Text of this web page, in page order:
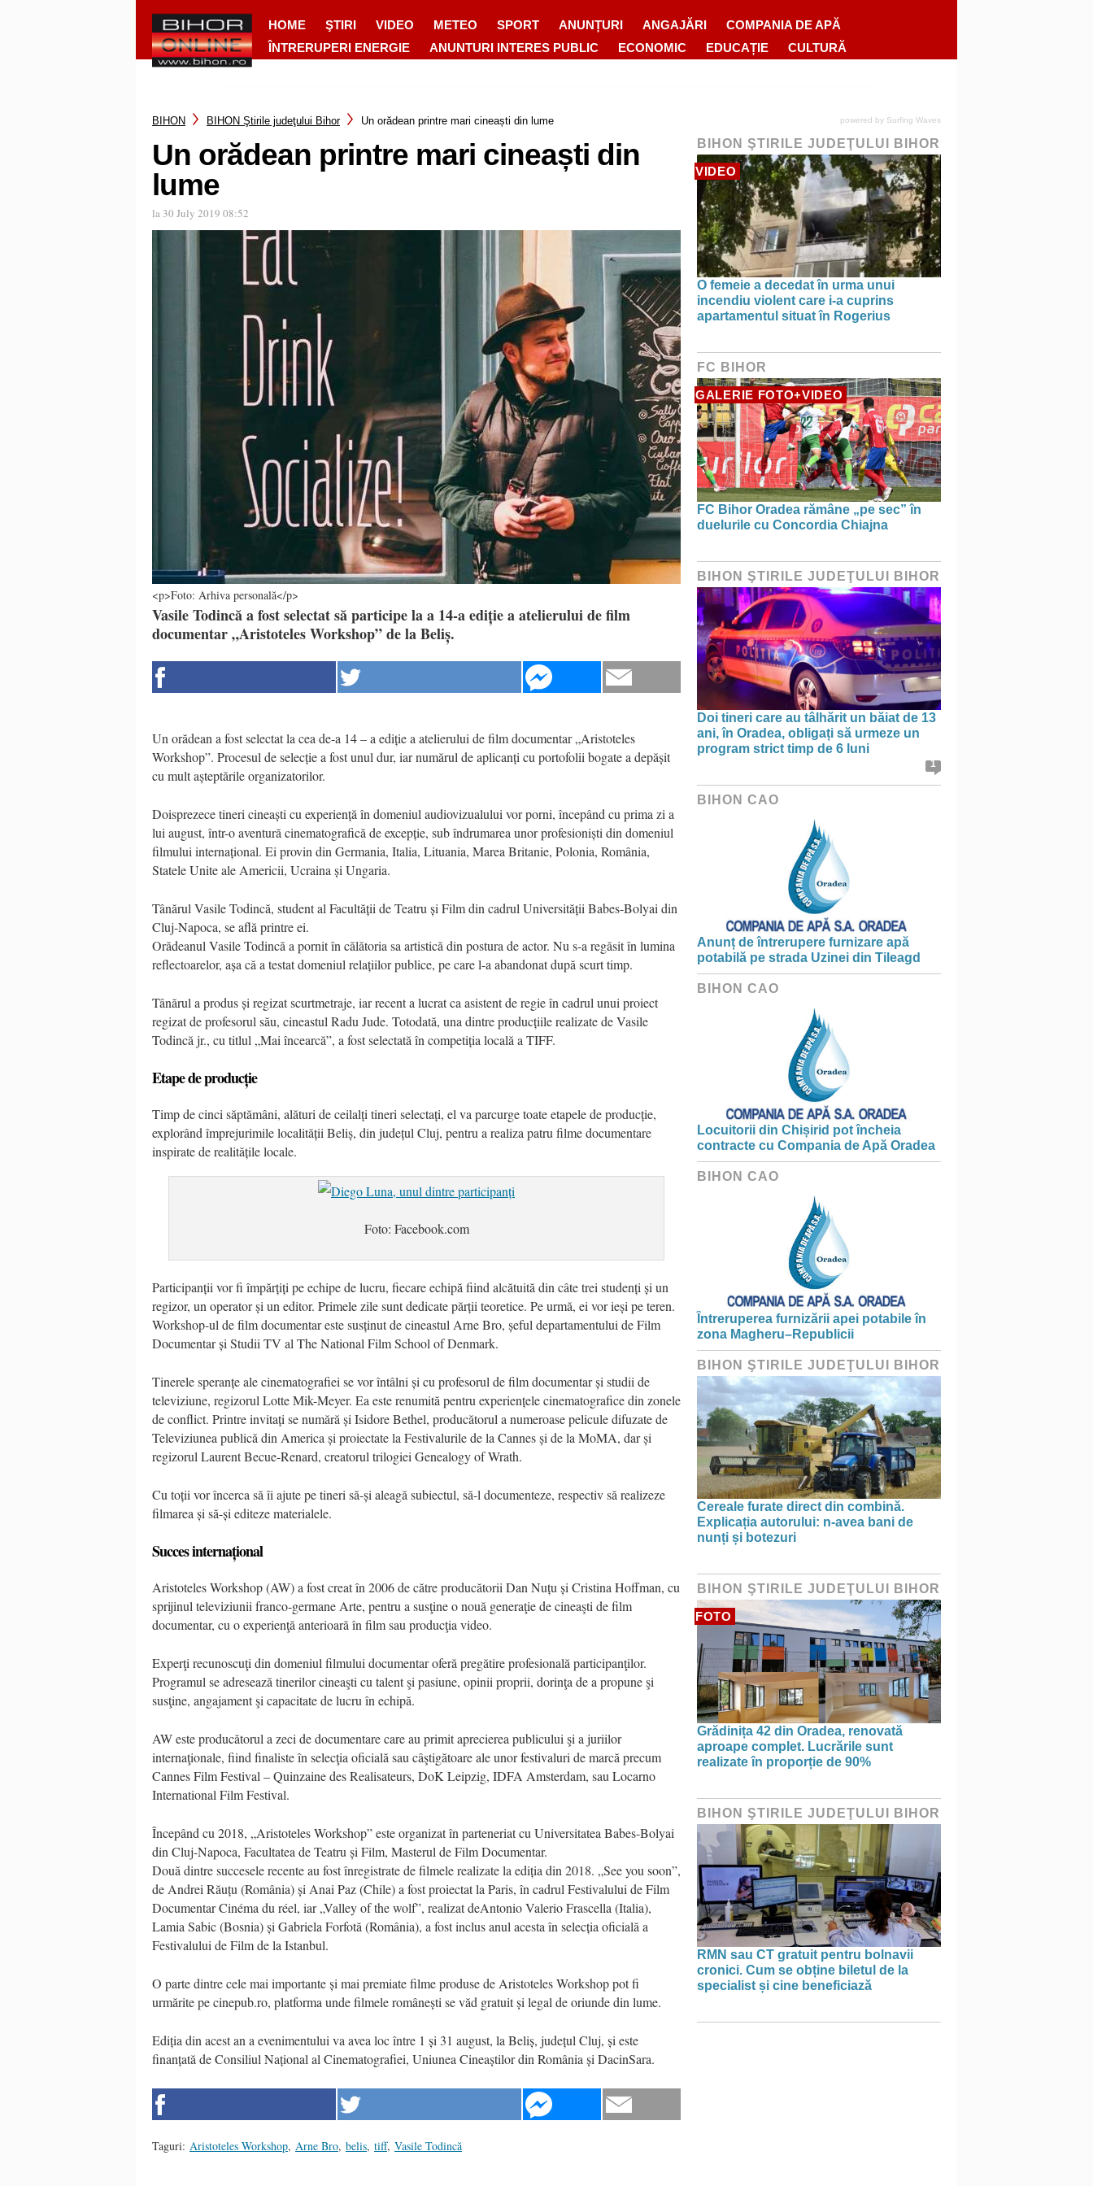
HOME ŞTIRI VIDEO METEO SPORT ANUNȚURI ANGAJĂRI
COMPANIA DE APĂ
ÎNTRERUPERI ENERGIE
ANUNTURI INTERES PUBLIC ECONOMIC EDUCAȚIE CULTURĂ
BIHON BIHON Ştirile judeţului Bihor Un orădean printre mari cineaști din lume
Un orădean printre mari cineaști din
lume
la 30 July 2019 08:52
<p>Foto: Arhiva personală</p>
Vasile Todincă a fost selectat să participe la a 14-a ediție a atelierului de film
documentar „Aristoteles Workshop” de la Beliș.
Un orădean a fost selectat la cea de-a 14 – a ediție a atelierului de film documentar „Aristoteles
Workshop”. Procesul de selecție a fost unul dur, iar numărul de aplicanți cu portofolii bogate a depășit
cu mult așteptările organizatorilor.
Doisprezece tineri cineaști cu experiență în domeniul audiovizualului vor porni, începând cu prima zi a
lui august, într-o aventură cinematografică de excepție, sub îndrumarea unor profesioniști din domeniul
filmului internațional. Ei provin din Germania, Italia, Lituania, Marea Britanie, Polonia, România,
Statele Unite ale Americii, Ucraina și Ungaria.
Tânărul Vasile Todincă, student al Facultății de Teatru și Film din cadrul Universității Babes-Bolyai din
Cluj-Napoca, se află printre ei.
Orădeanul Vasile Todincă a pornit în călătoria sa artistică din postura de actor. Nu s-a regăsit în lumina
reflectoarelor, așa că a testat domeniul relațiilor publice, pe care l-a abandonat după scurt timp.
Tânărul a produs și regizat scurtmetraje, iar recent a lucrat ca asistent de regie în cadrul unui proiect
regizat de profesorul său, cineastul Radu Jude. Totodată, una dintre producțiile realizate de Vasile
Todincă jr., cu titlul „Mai încearcă”, a fost selectată în competiția locală a TIFF.
Etape de producție
Timp de cinci săptămâni, alături de ceilalți tineri selectați, el va parcurge toate etapele de producție,
explorând împrejurimile localității Beliș, din județul Cluj, pentru a realiza patru filme documentare
inspirate de realitățile locale.
Foto: Facebook.com
Participanții vor fi împărțiți pe echipe de lucru, fiecare echipă fiind alcătuită din câte trei studenți și un
regizor, un operator și un editor. Primele zile sunt dedicate părții teoretice. Pe urmă, ei vor ieși pe teren.
Workshop-ul de film documentar este susținut de cineastul Arne Bro, șeful departamentului de Film
Documentar și Studii TV al The National Film School of Denmark.
Tinerele speranțe ale cinematografiei se vor întâlni și cu profesorul de film documentar și studii de
televiziune, regizorul Lotte Mik-Meyer. Ea este renumită pentru experiențele cinematografice din zonele
de conflict. Printre invitați se numără și Isidore Bethel, producătorul a numeroase pelicule difuzate de
Televiziunea publică din America și proiectate la Festivalurile de la Cannes și de la MoMA, dar și
regizorul Laurent Becue-Renard, creatorul trilogiei Genealogy of Wrath.
Cu toții vor încerca să îi ajute pe tineri să-și aleagă subiectul, să-l documenteze, respectiv să realizeze
filmarea și să-și editeze materialele.
Succes internațional
Aristoteles Workshop (AW) a fost creat în 2006 de către producătorii Dan Nuțu și Cristina Hoffman, cu
sprijinul televiziunii franco-germane Arte, pentru a susţine o nouă generaţie de cineaşti de film
documentar, cu o experienţă anterioară în film sau producţia video.
Experţi recunoscuţi din domeniul filmului documentar oferă pregătire profesională participanţilor.
Programul se adresează tinerilor cineaşti cu talent şi pasiune, opinii proprii, dorinţa de a propune şi
susţine, angajament şi capacitate de lucru în echipă.
AW este producătorul a zeci de documentare care au primit aprecierea publicului şi a juriilor
internaţionale, fiind finaliste în selecţia oficială sau câştigătoare ale unor festivaluri de marcă precum
Cannes Film Festival – Quinzaine des Realisateurs, DoK Leipzig, IDFA Amsterdam, sau Locarno
International Film Festival.
Începând cu 2018, „Aristoteles Workshop” este organizat în parteneriat cu Universitatea Babes-Bolyai
din Cluj-Napoca, Facultatea de Teatru și Film, Masterul de Film Documentar.
Două dintre succesele recente au fost înregistrate de filmele realizate la ediția din 2018. „See you soon”,
de Andrei Răuțu (România) și Anai Paz (Chile) a fost proiectat la Paris, în cadrul Festivalului de Film
Documentar Cinéma du réel, iar „Valley of the wolf”, realizat deAntonio Valerio Frascella (Italia),
Lamia Sabic (Bosnia) și Gabriela Forfotă (România), a fost inclus anul acesta în selecția oficială a
Festivalului de Film de la Istanbul.
O parte dintre cele mai importante și mai premiate filme produse de Aristoteles Workshop pot fi
urmărite pe cinepub.ro, platforma unde filmele românești se văd gratuit și legal de oriunde din lume.
Ediția din acest an a evenimentului va avea loc între 1 și 31 august, la Beliș, județul Cluj, și este
finanțată de Consiliul Național al Cinematografiei, Uniunea Cineaștilor din România și DacinSara.
Taguri: Aristoteles Workshop, Arne Bro, belis, tiff, Vasile Todincă
powered by Surfing Waves
BIHON ŞTIRILE JUDEŢULUI BIHOR
VIDEO
O femeie a decedat în urma unui
incendiu violent care i-a cuprins
apartamentul situat în Rogerius
FC BIHOR
GALERIE FOTO+VIDEO
FC Bihor Oradea rămâne „pe sec” în
duelurile cu Concordia Chiajna
BIHON ŞTIRILE JUDEŢULUI BIHOR
Doi tineri care au tâlhărit un băiat de 13
ani, în Oradea, obligați să urmeze un
program strict timp de 6 luni
1
BIHON CAO
Anunț de întrerupere furnizare apă
potabilă pe strada Uzinei din Tileagd
BIHON CAO
Locuitorii din Chișirid pot încheia
contracte cu Compania de Apă Oradea
BIHON CAO
Întreruperea furnizării apei potabile în
zona Magheru–Republicii
BIHON ŞTIRILE JUDEŢULUI BIHOR
Cereale furate direct din combină.
Explicația autorului: n-avea bani de
nunți și botezuri
BIHON ŞTIRILE JUDEŢULUI BIHOR
FOTO
Grădinița 42 din Oradea, renovată
aproape complet. Lucrările sunt
realizate în proporție de 90%
BIHON ŞTIRILE JUDEŢULUI BIHOR
RMN sau CT gratuit pentru bolnavii
cronici. Cum se obține biletul de la
specialist și cine beneficiază